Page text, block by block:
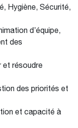
Hygiène, Sécurité,
d’équipe,
des
et résoudre
des priorités et
et capacité à